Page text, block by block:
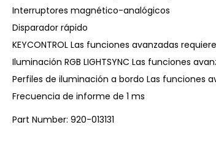
Interruptores magnético-analógicos
Disparador rápido
KEYCONTROL Las funciones avanzadas
Iluminación RGB LIGHTSYNC Las funciones
Perfiles de iluminación a bordo Las funciones
Frecuencia de informe de 1 ms
Part Number: 920-013131